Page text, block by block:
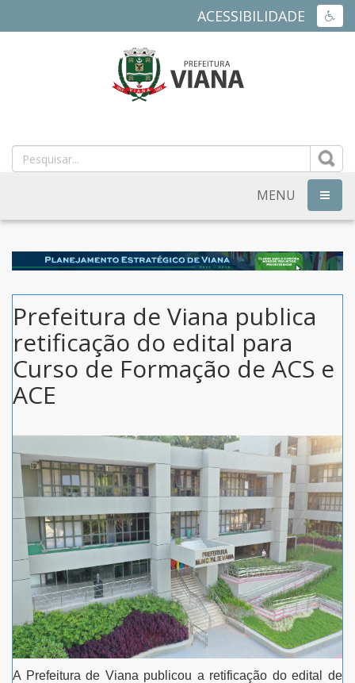
ACESSIBILIDADE
MUNICIPAL
DE
VIANA
ES
MENU
Prefeitura de Viana publica
retificação do edital para
Curso de Formação de ACS e
ACE
A Prefeitura de Viana publicou a retificação do edital de